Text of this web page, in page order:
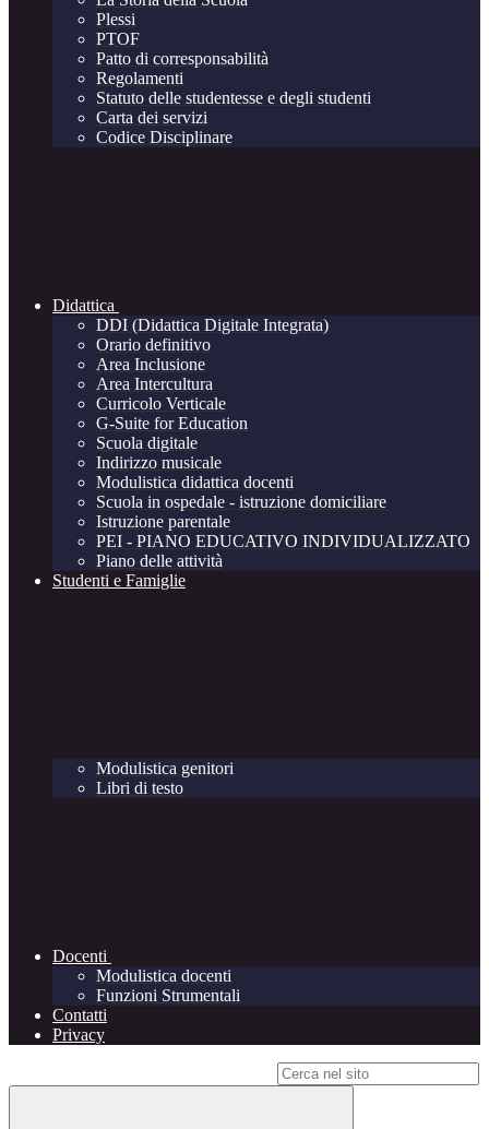
Plessi
PTOF
Patto di corresponsabilità
Regolamenti
Statuto delle studentesse e degli studenti
Carta dei servizi
Codice Disciplinare
Didattica
DDI (Didattica Digitale Integrata)
Orario definitivo
Area Inclusione
Area Intercultura
Curricolo Verticale
G-Suite for Education
Scuola digitale
Indirizzo musicale
Modulistica didattica docenti
Scuola in ospedale - istruzione domiciliare
Istruzione parentale
PEI - PIANO EDUCATIVO INDIVIDUALIZZATO
Piano delle attività
Studenti e Famiglie
Modulistica genitori
Libri di testo
Docenti
Modulistica docenti
Funzioni Strumentali
Contatti
Privacy